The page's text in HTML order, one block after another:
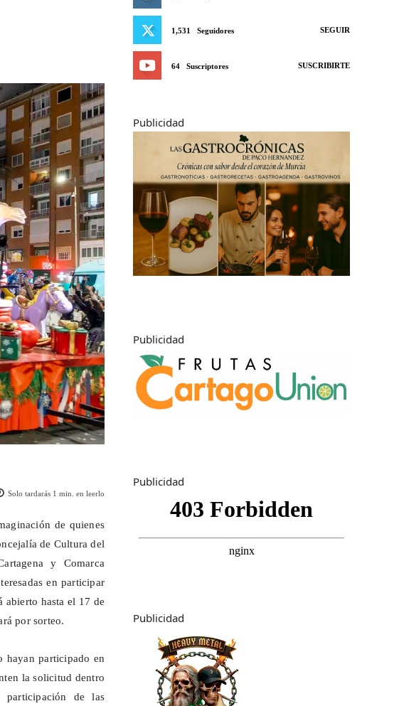
Solo tardarás 1 min. en leerlo
de quienes
de Cultura del
y Comarca
en participar
abierto hasta el 17 de
por sorteo.
hayan participado en
la solicitud dentro
participación de las
1,531 Seguidores SEGUIR
64 Suscriptores SUSCRIBIRTE
Publicidad
Publicidad
Publicidad
Publicidad